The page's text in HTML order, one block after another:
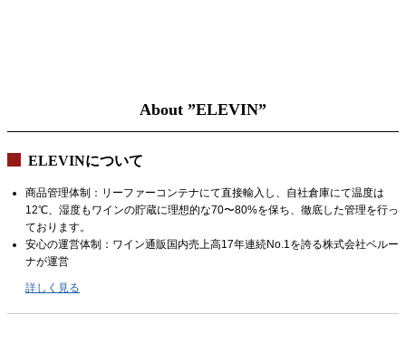
About ”ELEVIN”
ELEVINについて
商品管理体制：リーファーコンテナにて直接輸入し、自社倉庫にて温度は
12℃、湿度もワインの貯蔵に理想的な70〜80%を保ち、徹底した管理を行っ
ております。
安心の運営体制：ワイン通販国内売上高17年連続No.1を誇る株式会社ベルー
ナが運営
詳しく見る